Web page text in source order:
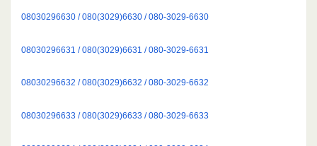
08030296630 / 080(3029)6630 / 080-3029-6630
08030296631 / 080(3029)6631 / 080-3029-6631
08030296632 / 080(3029)6632 / 080-3029-6632
08030296633 / 080(3029)6633 / 080-3029-6633